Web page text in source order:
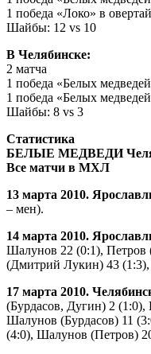
1 победа «Локо» в
Шайбы: 12 vs 10
В Челябинске:
2 матча
1 победа «Белых
1 победа «Белых
Шайбы: 8 vs 3
Статистика
БЕЛЫЕ МЕДВЕДИ
Все матчи в МХЛ
13 марта 2010.
– мен).
14 марта 2010.
Шалунов 22 (0:1),
(Дмитрий Лукин) 43 (1:3),
17 марта 2010.
(Бурдасов, Дугин) 2
Шалунов (Бурдасов) 11
(4:0), Шалунов (Петров)